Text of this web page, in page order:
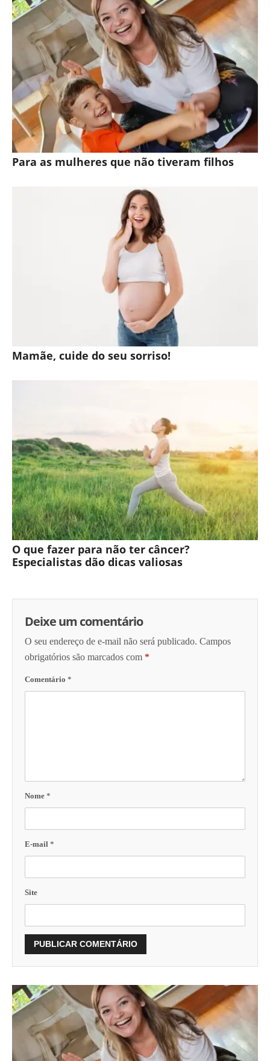
Para as mulheres que não tiveram filhos
Mamãe, cuide do seu sorriso!
O que fazer para não ter câncer?
Especialistas dão dicas valiosas
Deixe um comentário
O seu endereço de e-mail não será publicado. Campos
obrigatórios são marcados com *
Comentário *
Nome *
E-mail *
Site